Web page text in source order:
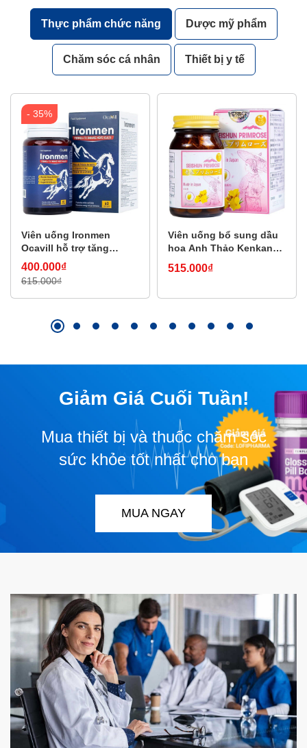
Thực phẩm chức năng Dược mỹ phẩm
Chăm sóc cá nhân Thiết bị y tế
- 35%
Viên uống Ironmen
Ocavill hỗ trợ tăng
cường sinh lý nam giới
(60 viên)
400.000₫
615.000₫
Viên uống bổ sung dầu
hoa Anh Thảo Kenkan
thiện triệu chứng tiền
515.000₫
Giảm Giá Cuối Tuần!
Mua thiết bị và thuốc chăm sóc
sức khỏe tốt nhất cho bạn
MUA NGAY